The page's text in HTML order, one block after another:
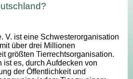
V. ist eine Schwesterorganisation
über drei Millionen
größten Tierrechtsorganisation.
ist es, durch Aufdecken von
der Öffentlichkeit und